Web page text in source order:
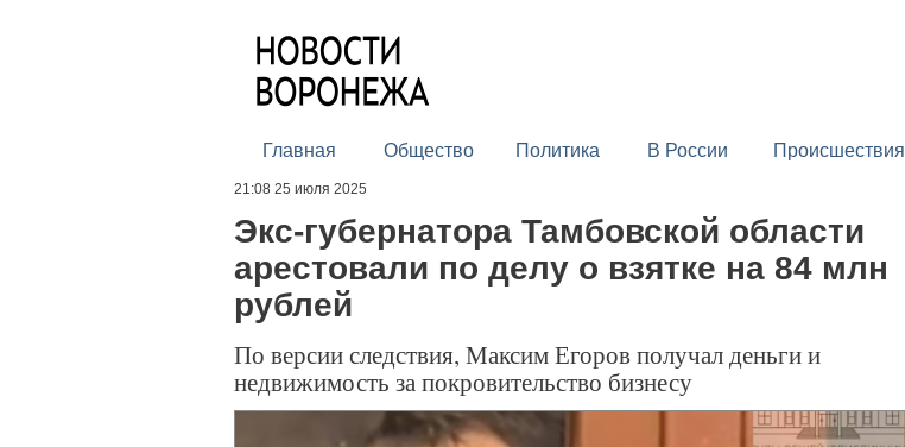
Главная Общество Политика В России Происшествия
21:08 25 июля 2025
Экс-губернатора Тамбовской области
арестовали по делу о взятке на 84 млн
рублей
По версии следствия, Максим Егоров получал деньги и
недвижимость за покровительство бизнесу